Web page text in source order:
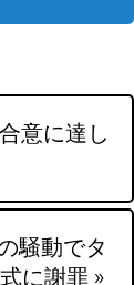
意に達し
騒動でタ
に謝罪 »